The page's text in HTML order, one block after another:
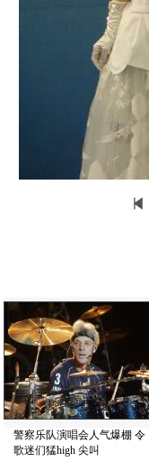
警察乐队演唱会人气爆棚 令
歌迷们猛high 尖叫